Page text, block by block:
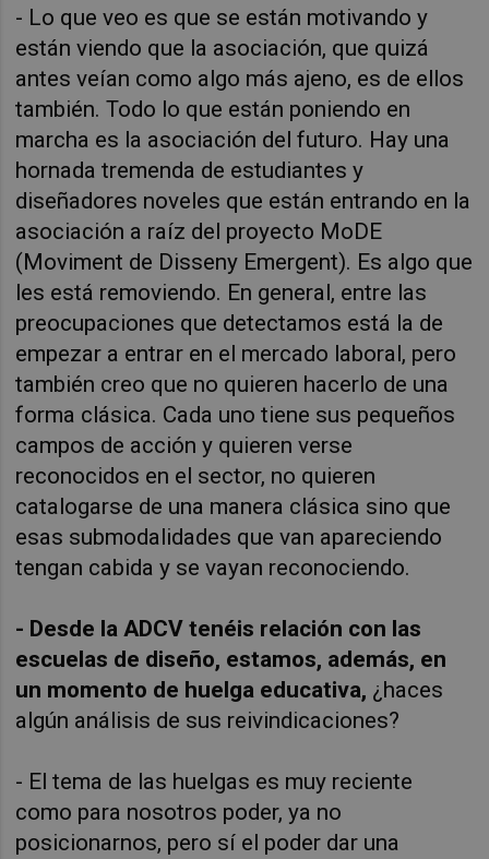
- Lo que veo es que se están motivando y
están viendo que la asociación, que quizá
antes veían como algo más ajeno, es de ellos
también. Todo lo que están poniendo en
marcha es la asociación del futuro. Hay una
hornada tremenda de estudiantes y
diseñadores noveles que están entrando en la
asociación a raíz del proyecto MoDE
(Moviment de Disseny Emergent). Es algo que
les está removiendo. En general, entre las
preocupaciones que detectamos está la de
empezar a entrar en el mercado laboral, pero
también creo que no quieren hacerlo de una
forma clásica. Cada uno tiene sus pequeños
campos de acción y quieren verse
reconocidos en el sector, no quieren
catalogarse de una manera clásica sino que
esas submodalidades que van apareciendo
tengan cabida y se vayan reconociendo.
- Desde la ADCV tenéis relación con las
escuelas de diseño, estamos, además, en
un momento de huelga educativa, ¿haces
algún análisis de sus reivindicaciones?
- El tema de las huelgas es muy reciente
como para nosotros poder, ya no
posicionarnos, pero sí el poder dar una